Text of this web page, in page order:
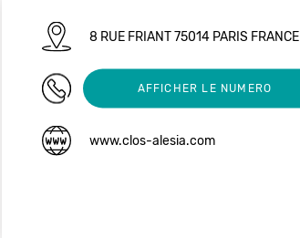
8 RUE FRIANT 75014 PARIS FRANCE
01 45 42 71 91AFFICHER LE NUMERO
www.clos-alesia.com